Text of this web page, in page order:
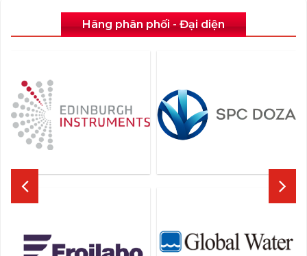
Hãng phân phối - Đại diện